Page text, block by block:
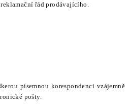
řád prodávajícího.
písemnou korespondenci vzájemně
pošty.